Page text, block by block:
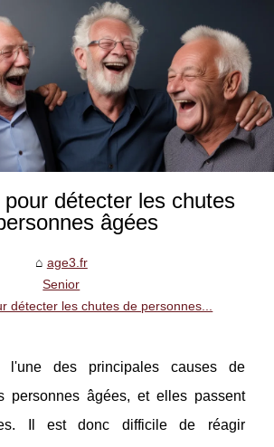
détecter les chutes
âgées
age3.fr
Senior
détecter les chutes de personnes...
des principales causes de
personnes âgées, et elles passent
Il est donc difficile de réagir